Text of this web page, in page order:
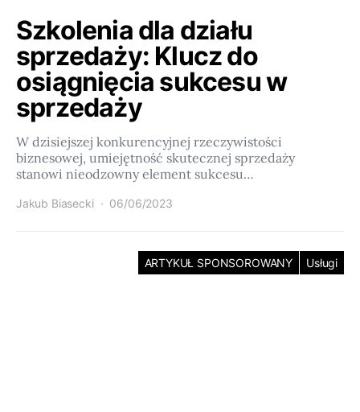
Szkolenia dla działu
sprzedaży: Klucz do
osiągnięcia sukcesu w
sprzedaży
W dzisiejszej konkurencyjnej rzeczywistości
biznesowej, umiejętność skutecznej sprzedaży
stanowi nieodzowny element sukcesu…
Jakub Biasecki 06/06/2023
ARTYKUŁ SPONSOROWANY Usługi